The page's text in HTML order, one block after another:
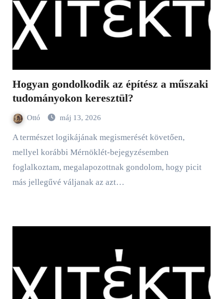
Hogyan gondolkodik az építész a műszaki
tudományokon keresztül?
Ottó máj 13, 2026
A természet logikájának megismerését követően,
mellyel korábbi Mérnöklét-bejegyzésemben
foglalkoztam, megalapozottnak gondolom, hogy picit
más jellegűvé váljanak az azt…